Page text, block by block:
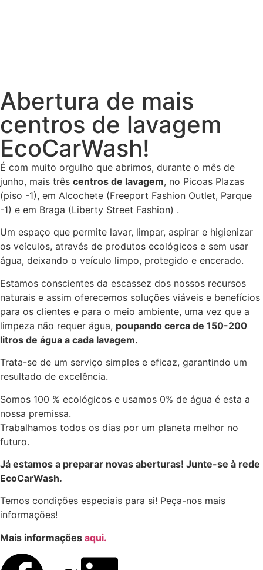
Abertura de mais
centros de lavagem
EcoCarWash!
É com muito orgulho que abrimos, durante o mês de
junho, mais três centros de lavagem, no Picoas Plazas
(piso -1), em Alcochete (Freeport Fashion Outlet, Parque
-1) e em Braga (Liberty Street Fashion) .
Um espaço que permite lavar, limpar, aspirar e higienizar
os veículos, através de produtos ecológicos e sem usar
água, deixando o veículo limpo, protegido e encerado.
Estamos conscientes da escassez dos nossos recursos
naturais e assim oferecemos soluções viáveis e benefícios
para os clientes e para o meio ambiente, uma vez que a
limpeza não requer água, poupando cerca de 150-200
litros de água a cada lavagem.
Trata-se de um serviço simples e eficaz, garantindo um
resultado de excelência.
Somos 100 % ecológicos e usamos 0% de água é esta a
nossa premissa.
Trabalhamos todos os dias por um planeta melhor no
futuro.
Já estamos a preparar novas aberturas! Junte-se à rede
EcoCarWash.
Temos condições especiais para si! Peça-nos mais
informações!
Mais informações aqui.